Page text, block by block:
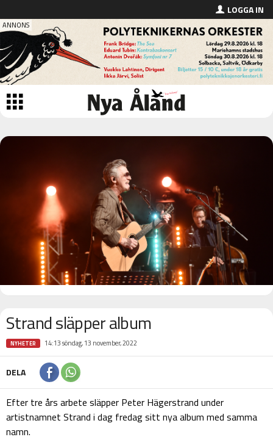
LOGGA IN
Strand släpper album
NYHETER 14:13 söndag, 13 november, 2022
DELA
Efter tre års arbete släpper Peter Hägerstrand under
artistnamnet Strand i dag fredag sitt nya album med samma
namn.